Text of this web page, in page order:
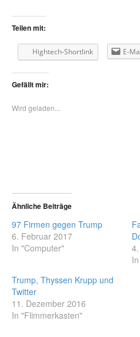
Teilen mit:
Hightech-Shortlink E-
Gefällt mir:
Wird geladen...
Ähnliche Beiträge
97 Firmen gegen Trump
6. Februar 2017
In "Computer"
Trump, Thyssen Krupp und
Twitter
11. Dezember 2016
In "Flimmerkasten"